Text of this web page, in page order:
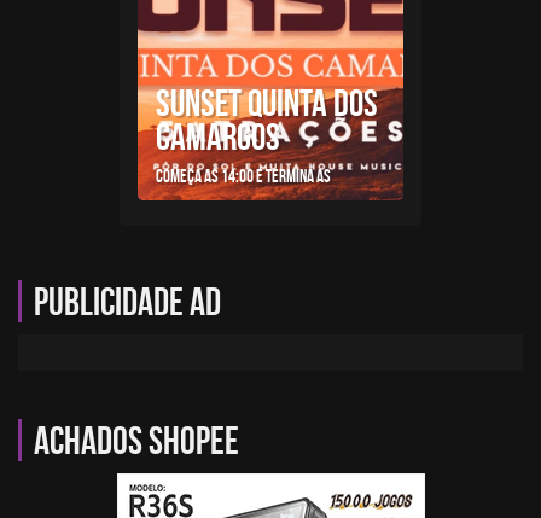
SUNSET QUINTA DOS
CAMARGOS
Começa as 14:00 e termina as
Publicidade AD
Achados Shopee